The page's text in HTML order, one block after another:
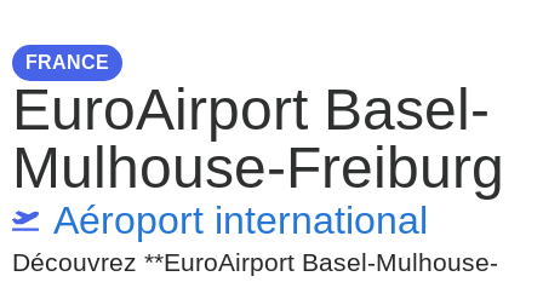
FRANCE
EuroAirport Basel-
Mulhouse-Freiburg
Aéroport international
Découvrez **EuroAirport Basel-Mulhouse-